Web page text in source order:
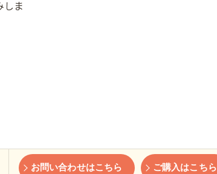
しま
お問い合わせはこちら ご購入はこちら